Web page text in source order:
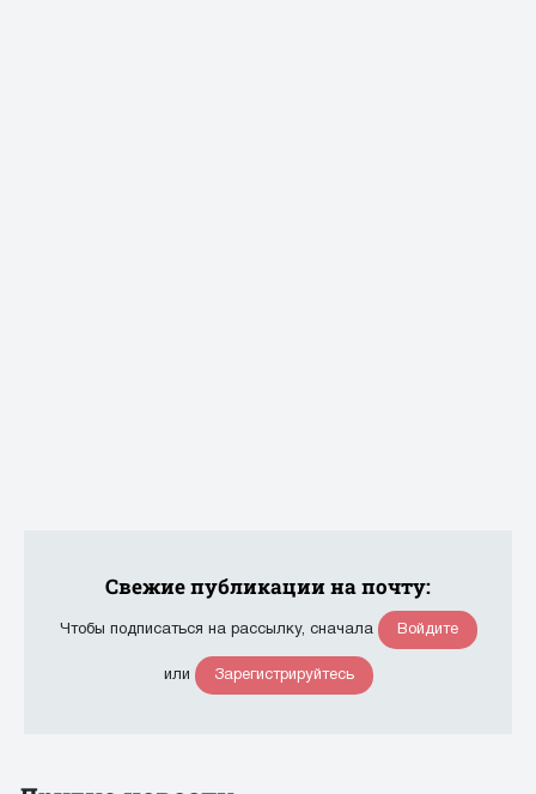
Свежие публикации на почту:
Чтобы подписаться на рассылку, сначала Войдите
или Зарегистрируйтесь